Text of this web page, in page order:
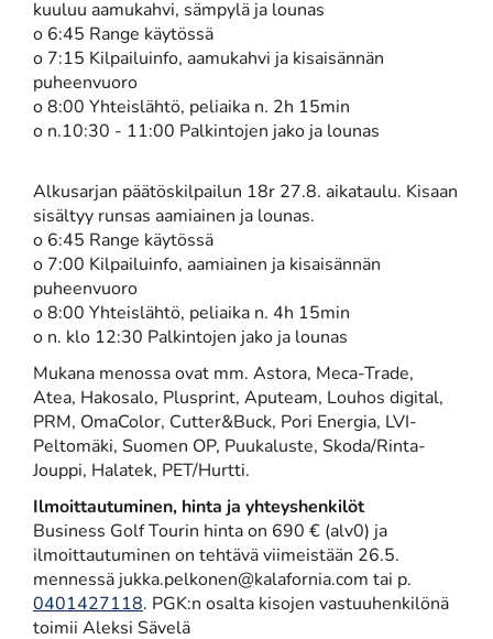
kuuluu aamukahvi, sämpylä ja lounas
o 6:45 Range käytössä
o 7:15 Kilpailuinfo, aamukahvi ja kisaisännän
puheenvuoro
o 8:00 Yhteislähtö, peliaika n. 2h 15min
o n.10:30 - 11:00 Palkintojen jako ja lounas
Alkusarjan päätöskilpailun 18r 27.8. aikataulu. Kisaan
sisältyy runsas aamiainen ja lounas.
o 6:45 Range käytössä
o 7:00 Kilpailuinfo, aamiainen ja kisaisännän
puheenvuoro
o 8:00 Yhteislähtö, peliaika n. 4h 15min
o n. klo 12:30 Palkintojen jako ja lounas
Mukana menossa ovat mm. Astora, Meca-Trade,
Atea, Hakosalo, Plusprint, Aputeam, Louhos digital,
PRM, OmaColor, Cutter&Buck, Pori Energia, LVI-
Peltomäki, Suomen OP, Puukaluste, Skoda/Rinta-
Jouppi, Halatek, PET/Hurtti.
Ilmoittautuminen, hinta ja yhteyshenkilöt
Business Golf Tourin hinta on 690 € (alv0) ja
ilmoittautuminen on tehtävä viimeistään 26.5.
mennessä jukka.pelkonen@kalafornia.com tai p.
0401427118. PGK:n osalta kisojen vastuuhenkilönä
toimii Aleksi Sävelä